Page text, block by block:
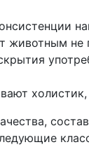
животным